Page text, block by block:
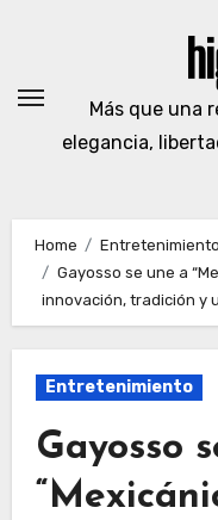
Más que una
elegancia,
Home
Entretenimiento
Gayosso se une a
innovación, tradición y
Entretenimiento
Gayosso